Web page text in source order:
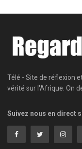
Télé - Site de réflexion
vérité sur l'Afrique. On
Suivez nous en direct